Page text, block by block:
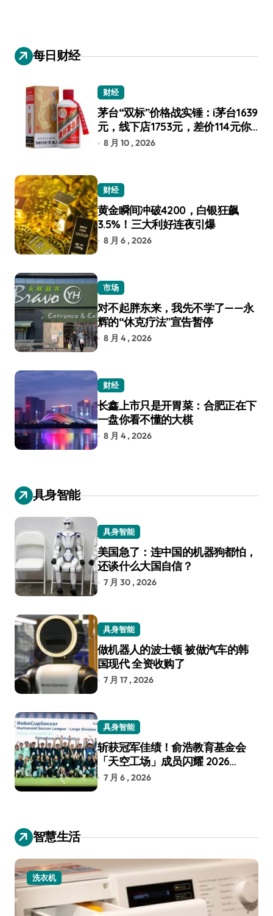
每日财经
财经
茅台“双标”价格战实锤：i茅台1639
元，线下店1753元，差价114元你
选谁？
8 月 10 , 2026
财经
黄金瞬间冲破4200，白银狂飙
3.5%！三大利好连夜引爆
8 月 6 , 2026
市场
对不起胖东来，我先不学了——永
辉的“休克疗法”宣告暂停
8 月 4 , 2026
财经
长鑫上市只是开胃菜：合肥正在下
一盘你看不懂的大棋
8 月 4 , 2026
具身智能
具身智能
美国急了：连中国的机器狗都怕，
还谈什么大国自信？
7 月 30 , 2026
具身智能
做机器人的波士顿 被做汽车的韩
国现代 全资收购了
7 月 17 , 2026
具身智能
斩获冠军佳绩！俞浩教育基金会
「天空工场」成员闪耀 2026
RoboCup 机器人世界杯
7 月 6 , 2026
智慧生活
洗衣机